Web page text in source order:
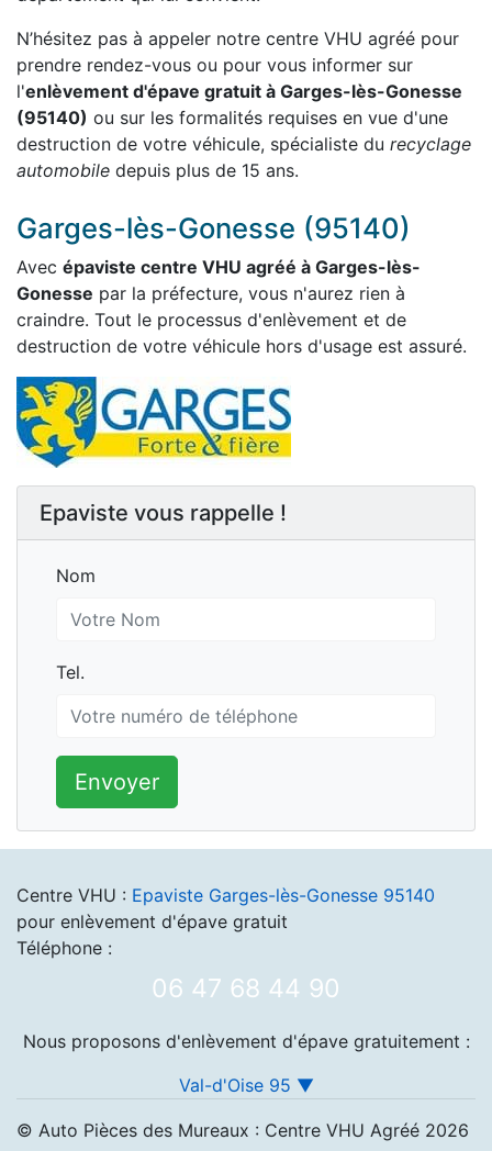
N’hésitez pas à appeler notre centre VHU agréé pour
prendre rendez-vous ou pour vous informer sur
l'enlèvement d'épave gratuit à Garges-lès-Gonesse
(95140) ou sur les formalités requises en vue d'une
destruction de votre véhicule, spécialiste du recyclage
automobile depuis plus de 15 ans.
Garges-lès-Gonesse (95140)
Avec épaviste centre VHU agréé à Garges-lès-
Gonesse par la préfecture, vous n'aurez rien à
craindre. Tout le processus d'enlèvement et de
destruction de votre véhicule hors d'usage est assuré.
Epaviste vous rappelle !
Nom
Nom
Tel.
Tel.
Envoyer
Centre VHU : Epaviste Garges-lès-Gonesse 95140
pour enlèvement d'épave gratuit
Téléphone :
06 47 68 44 90
Nous proposons d'enlèvement d'épave gratuitement :
Val-d'Oise 95 ▼
© Auto Pièces des Mureaux : Centre VHU Agréé 2026